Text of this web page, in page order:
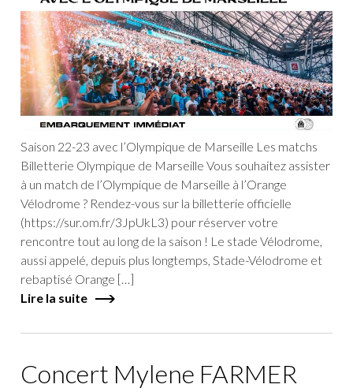
Saison 22-23 avec l’Olympique de Marseille Les matchs
Billetterie Olympique de Marseille Vous souhaitez assister
à un match de l’Olympique de Marseille à l’Orange
Vélodrome ? Rendez-vous sur la billetterie officielle
(https://sur.om.fr/3JpUkL3) pour réserver votre
rencontre tout au long de la saison ! Le stade Vélodrome,
aussi appelé, depuis plus longtemps, Stade-Vélodrome et
rebaptisé Orange […]
Lire la suite
Concert Mylene FARMER